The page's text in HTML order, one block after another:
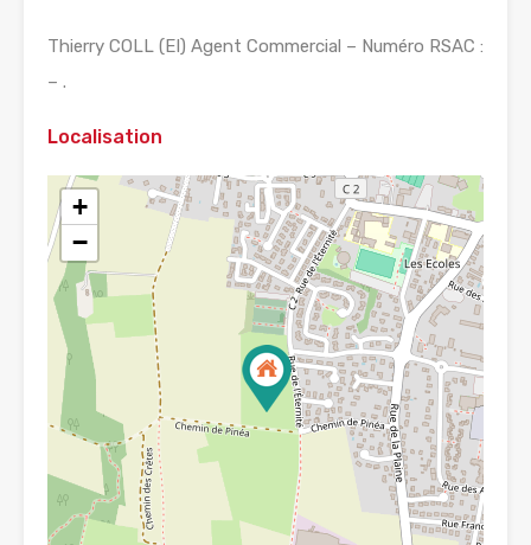
Thierry COLL (EI) Agent Commercial – Numéro RSAC :
– .
Localisation
+
−